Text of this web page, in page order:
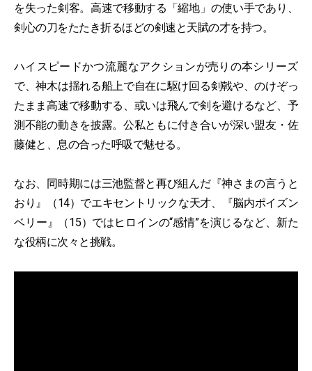
を失った剣客。高速で移動する「縮地」の使い手であり、
剣心の刀をたたき折るほどの剣速と天賦の才を持つ。
ハイスピードかつ流麗なアクションが売りの本シリーズ
で、神木は揺れる船上で自在に駆け回る剣戟や、のけぞっ
たまま高速で移動する、或いは飛んで剣を避けるなど、予
測不能の動きを披露。公私ともに付き合いが深い盟友・佐
藤健と、息の合った呼吸で魅せる。
なお、同時期には三池監督と再び組んだ『神さまの言うと
おり』（14）でエキセントリックな天才、『脳内ポイズン
ベリー』（15）ではヒロインの“感情”を演じるなど、新た
な役柄に次々と挑戦。